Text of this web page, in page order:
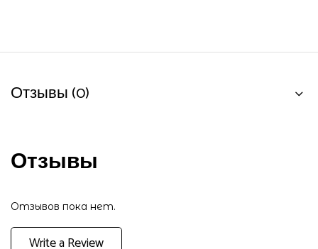
Отзывы (0)
Отзывы
Отзывов пока нет.
Write a Review